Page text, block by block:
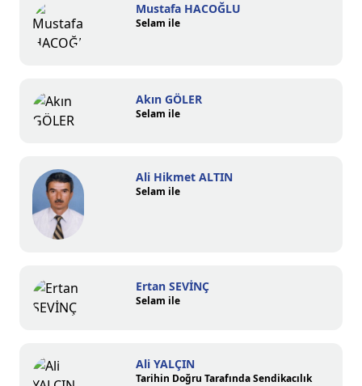
Mustafa HACOĞLU
Selam ile
Akın GÖLER
Selam ile
Ali Hikmet ALTIN
Selam ile
Ertan SEVİNÇ
Selam ile
Ali YALÇIN
Tarihin Doğru Tarafında Sendikacılık